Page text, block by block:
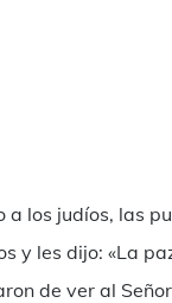
a los judíos, las
y les dijo: «La
de ver al